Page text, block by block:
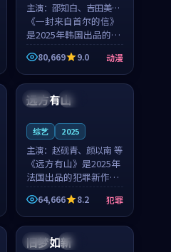
主演： 邵知白、吉田美琴
等
《一封来自首尔的信》
是2025年韩国出品的动
漫新作，主创团队希望
用高考往事的故事让观
众停下来想一想。邵知
重要角色，谢承南的
80,669 9.0 动漫
法国 独播
远方有山
综艺 2025
主演： 赵砚青、颜以南 等
《远方有山》是2025年
法国出品的犯罪新作，
主创团队希望用高校追
梦的故事让观众停下来
想一想。赵砚青领衔，
颜以南担任重要角色，
山田纯一的叙事节奏
64,666 8.2 犯罪
中国 高分
旧梦如新